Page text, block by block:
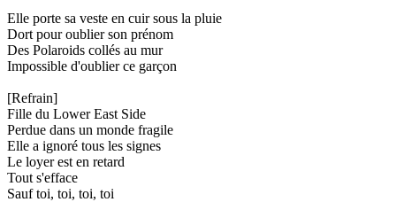
Elle porte sa veste en cuir sous la pluie
Dort pour oublier son prénom
Des Polaroids collés au mur
Impossible d'oublier ce garçon
[Refrain]
Fille du Lower East Side
Perdue dans un monde fragile
Elle a ignoré tous les signes
Le loyer est en retard
Tout s'efface
Sauf toi, toi, toi, toi